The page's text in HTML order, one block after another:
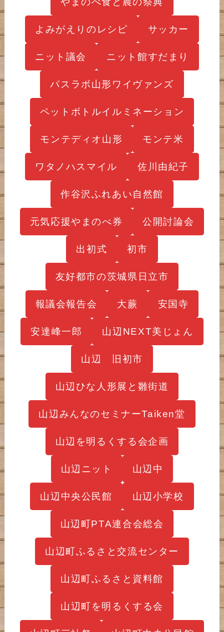
よみがえりのレシピ サッカー
ニット議会 ニット館すだまり
パスラボ山形ワイヴァンズ
ペットボトルイルミネーション
モンテディオ山形 モンテ米
ワタノハスマイル 佐川由紀子
作谷沢ふれあい自然館
元気応援やまのべ券 公開討論会
出初式 初市
友好都市の茨城県日立市
報議会報告会 大蕨 安国寺
安達峰一郎 山辺NEXT美じょん
山辺 旧初市
山辺ひな人形展と雛街道
山辺みんなのセミナーTaiken堂
山辺を明るくする会企画
山辺ニット 山辺中
山辺中央公民館 山辺小学校
山辺町PTA連合会総会
山辺町ふるさと交流センター
山辺町ふるさと資料館
山辺町を明るくする会